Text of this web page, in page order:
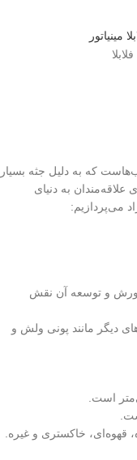
که به دلیل جثه بسیار
به دنیای
می‌پردازیم:
پرورش و توسعه آن نقش
دیگر مانند پونی ولش و
قهوه‌ای، خاکستری و غیره.